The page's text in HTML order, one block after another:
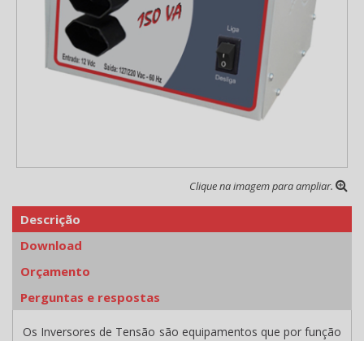
Clique na imagem para ampliar.
Descrição
Download
Orçamento
Perguntas e respostas
Os Inversores de Tensão são equipamentos que por função